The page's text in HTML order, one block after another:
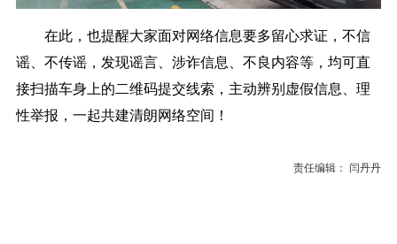
在此，也提醒大家面对网络信息要多留心求证，不信
谣、不传谣，发现谣言、涉诈信息、不良内容等，均可直
接扫描车身上的二维码提交线索，主动辨别虚假信息、理
性举报，一起共建清朗网络空间！
责任编辑： 闫丹丹